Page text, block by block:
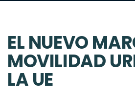
EL NUEVO
MOVILIDAD
LA UE